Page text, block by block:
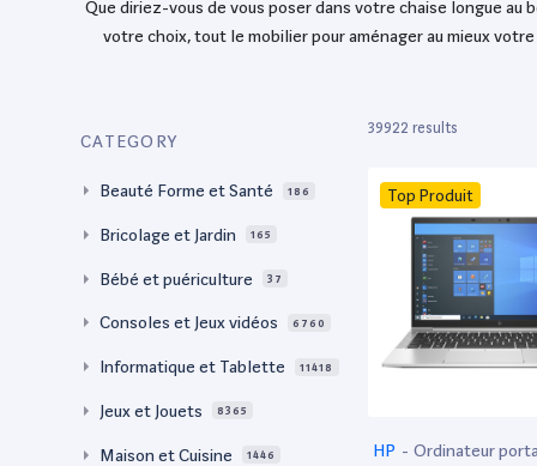
Que diriez-vous de vous poser dans votre chaise longue au
votre choix, tout le mobilier pour aménager au mieux
CATEGORY
Beauté Forme et Santé 186
Bricolage et Jardin 165
Bébé et puériculture 37
Consoles et Jeux vidéos 6760
Informatique et Tablette 11418
Jeux et Jouets 8365
Maison et Cuisine 1446
39922 results
Top Produit
HP - Ordinateur